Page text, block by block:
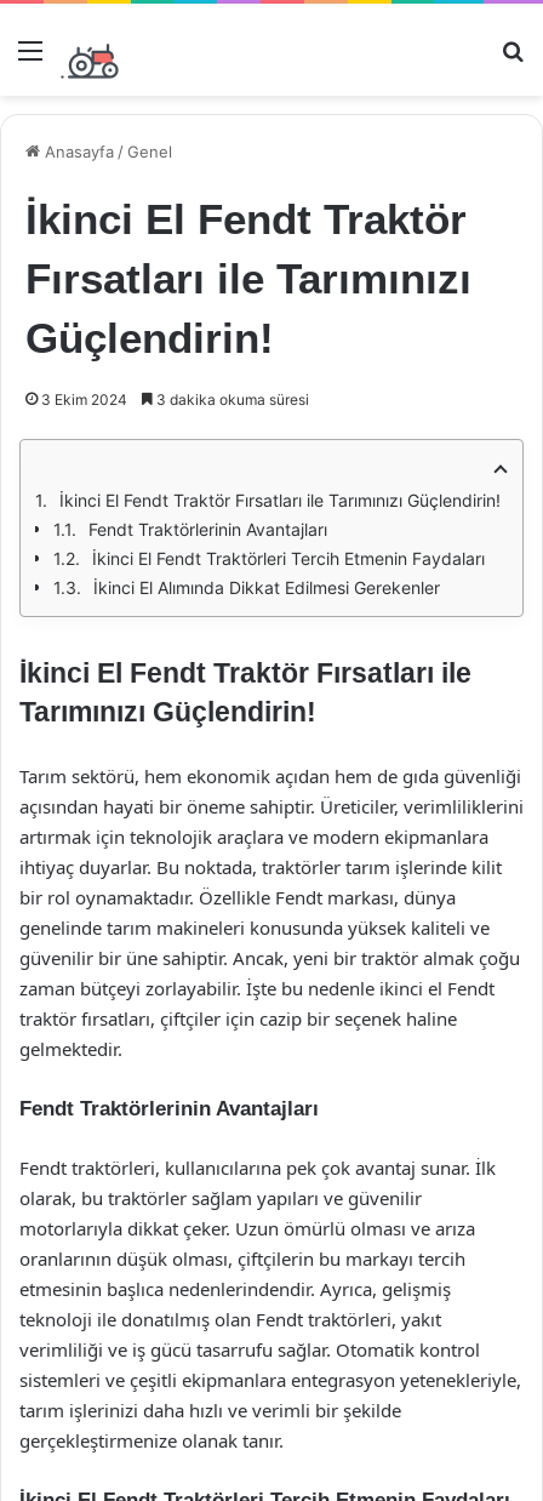
Menü
Anasayfa /Genel
İkinci El Fendt Traktör
Fırsatları ile Tarımınızı
Güçlendirin!
3 Ekim 2024 3 dakika okuma süresi
İkinci El Fendt Traktör Fırsatları ile Tarımınızı Güçlendirin!
Fendt Traktörlerinin Avantajları
İkinci El Fendt Traktörleri Tercih Etmenin Faydaları
İkinci El Alımında Dikkat Edilmesi Gerekenler
İkinci El Fendt Traktör Fırsatları ile
Tarımınızı Güçlendirin!
Tarım sektörü, hem ekonomik açıdan hem de gıda güvenliği
açısından hayati bir öneme sahiptir. Üreticiler, verimliliklerini
artırmak için teknolojik araçlara ve modern ekipmanlara
ihtiyaç duyarlar. Bu noktada, traktörler tarım işlerinde kilit
bir rol oynamaktadır. Özellikle Fendt markası, dünya
genelinde tarım makineleri konusunda yüksek kaliteli ve
güvenilir bir üne sahiptir. Ancak, yeni bir traktör almak çoğu
zaman bütçeyi zorlayabilir. İşte bu nedenle ikinci el Fendt
traktör fırsatları, çiftçiler için cazip bir seçenek haline
gelmektedir.
Fendt Traktörlerinin Avantajları
Fendt traktörleri, kullanıcılarına pek çok avantaj sunar. İlk
olarak, bu traktörler sağlam yapıları ve güvenilir
motorlarıyla dikkat çeker. Uzun ömürlü olması ve arıza
oranlarının düşük olması, çiftçilerin bu markayı tercih
etmesinin başlıca nedenlerindendir. Ayrıca, gelişmiş
teknoloji ile donatılmış olan Fendt traktörleri, yakıt
verimliliği ve iş gücü tasarrufu sağlar. Otomatik kontrol
sistemleri ve çeşitli ekipmanlara entegrasyon yetenekleriyle,
tarım işlerinizi daha hızlı ve verimli bir şekilde
gerçekleştirmenize olanak tanır.